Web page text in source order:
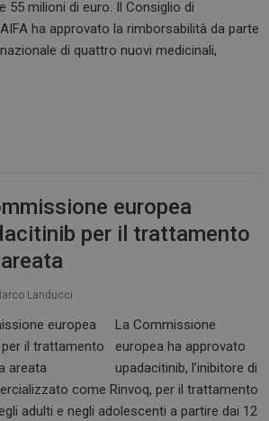
55 milioni di euro. Il Consiglio di
ha approvato la rimborsabilità da parte
di quattro nuovi medicinali,
europea
per il trattamento
Landucci
La Commissione
europea ha approvato
upadacitinib, l’inibitore di
come Rinvoq, per il trattamento
adulti e negli adolescenti a partire dai 12
Google LLC
.youtube.com
5